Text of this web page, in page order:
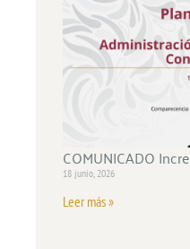
COMUNICADO
18 junio, 2026
Leer más »